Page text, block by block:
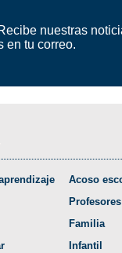
nuestras
en tu correo.
Acoso
Profesores
Familia
Infantil